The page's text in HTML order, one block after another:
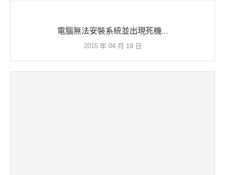
電腦無法安裝系統並出現死機...
2015 年 04 月 19 日